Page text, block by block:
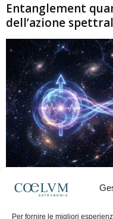
Per fornire le migliori
Entanglement
dell’azione
Marco Lorrai - 15 Giugno 2026
moderna: due particelle